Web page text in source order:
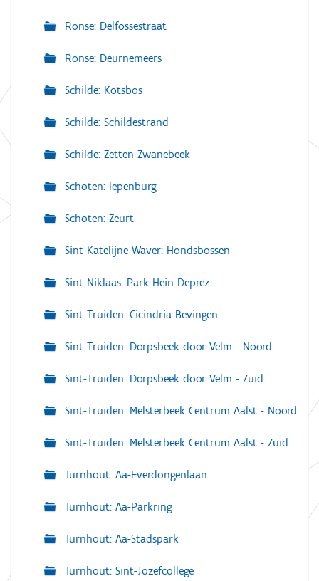
Ronse: Delfossestraat
Ronse: Deurnemeers
Schilde: Kotsbos
Schilde: Schildestrand
Schilde: Zetten Zwanebeek
Schoten: Iepenburg
Schoten: Zeurt
Sint-Katelijne-Waver: Hondsbossen
Sint-Niklaas: Park Hein Deprez
Sint-Truiden: Cicindria Bevingen
Sint-Truiden: Dorpsbeek door Velm - Noord
Sint-Truiden: Dorpsbeek door Velm - Zuid
Sint-Truiden: Melsterbeek Centrum Aalst - Noord
Sint-Truiden: Melsterbeek Centrum Aalst - Zuid
Turnhout: Aa-Everdongenlaan
Turnhout: Aa-Parkring
Turnhout: Aa-Stadspark
Turnhout: Sint-Jozefcollege